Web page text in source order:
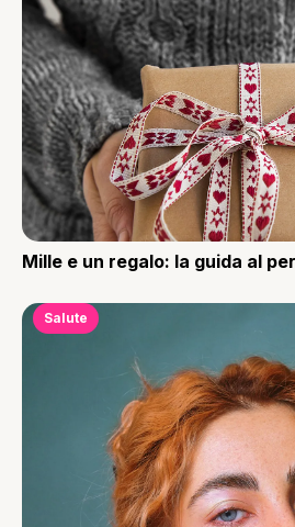
Mille e un regalo: la guida al
Salute